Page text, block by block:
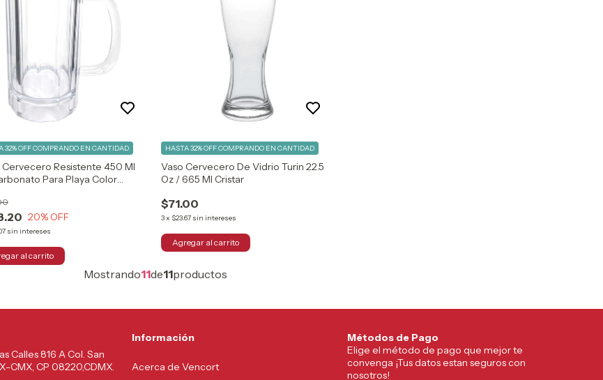
Cervecero Resistente 450 Ml
Para Playa Color
20% OFF
sin intereses
32% OFFCOMPRANDO EN CANTIDAD
Vaso Cervecero De Vidrio Turin 22.5
Oz / 665 Ml Cristar
$71.00
3x $23.67 sin intereses
HASTA 32% OFFCOMPRANDO EN CANTIDAD
Mostrando11de11productos
Calles 816 A Col. San
CMX, CP 08220,CDMX.
Información
Acerca de Vencort
Métodos de Pago
Elige el método de pago que mejor te
convenga ¡Tus datos estan seguros con
nosotros!